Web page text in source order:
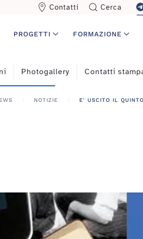
Contatti Cerca
PROGETTI FORMAZIONE
Photogallery Contatti
NOTIZIE